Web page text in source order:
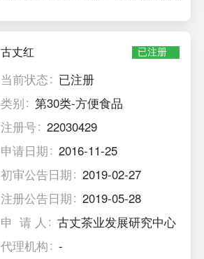
古丈红 已注册
当前状态
已注册
类别
第30类-方便食品
注册号
22030429
申请日期
2016-11-25
初审公告日期
2019-02-27
注册公告日期
2019-05-28
申 请 人
古丈茶业发展研究中心
代理机构
-